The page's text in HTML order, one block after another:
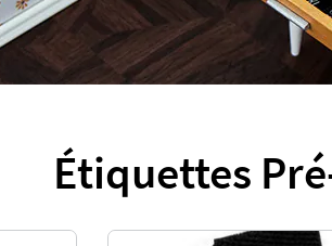
Étiquettes